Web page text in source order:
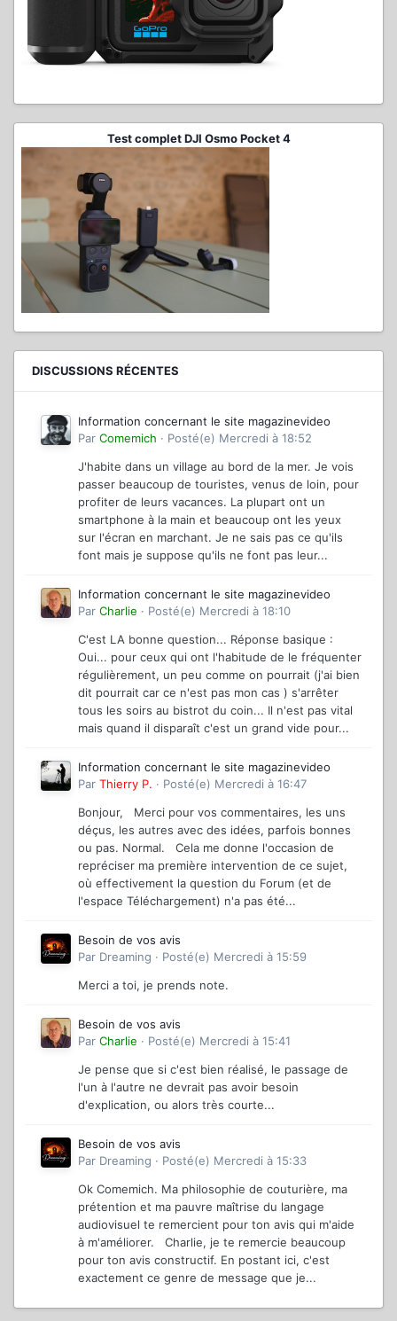
Test complet DJI Osmo Pocket 4
DISCUSSIONS RÉCENTES
Information concernant le site magazinevideo
Par Comemich · Posté(e) Mercredi à 18:52
J'habite dans un village au bord de la mer. Je vois
passer beaucoup de touristes, venus de loin, pour
profiter de leurs vacances. La plupart ont un
smartphone à la main et beaucoup ont les yeux
sur l'écran en marchant. Je ne sais pas ce qu'ils
font mais je suppose qu'ils ne font pas leur...
Information concernant le site magazinevideo
Par Charlie · Posté(e) Mercredi à 18:10
C'est LA bonne question... Réponse basique :
Oui... pour ceux qui ont l'habitude de le fréquenter
régulièrement, un peu comme on pourrait (j'ai bien
dit pourrait car ce n'est pas mon cas ) s'arrêter
tous les soirs au bistrot du coin... Il n'est pas vital
mais quand il disparaît c'est un grand vide pour...
Information concernant le site magazinevideo
Par Thierry P. · Posté(e) Mercredi à 16:47
Bonjour, Merci pour vos commentaires, les uns
déçus, les autres avec des idées, parfois bonnes
ou pas. Normal. Cela me donne l'occasion de
repréciser ma première intervention de ce sujet,
où effectivement la question du Forum (et de
l'espace Téléchargement) n'a pas été...
Besoin de vos avis
Par Dreaming · Posté(e) Mercredi à 15:59
Merci a toi, je prends note.
Besoin de vos avis
Par Charlie · Posté(e) Mercredi à 15:41
Je pense que si c'est bien réalisé, le passage de
l'un à l'autre ne devrait pas avoir besoin
d'explication, ou alors très courte...
Besoin de vos avis
Par Dreaming · Posté(e) Mercredi à 15:33
Ok Comemich. Ma philosophie de couturière, ma
prétention et ma pauvre maîtrise du langage
audiovisuel te remercient pour ton avis qui m'aide
à m'améliorer. Charlie, je te remercie beaucoup
pour ton avis constructif. En postant ici, c'est
exactement ce genre de message que je...